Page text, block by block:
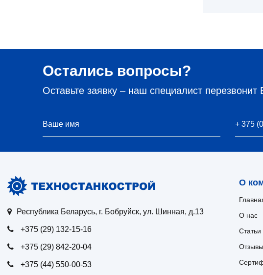
Остались вопросы?
Оставьте заявку – наш специалист
Республика Беларусь, г. Бобруйск, ул. Шинная, д.13
+375 (29) 132-15-16
+375 (29) 842-20-04
+375 (44) 550-00-53
О
О нас
Статьи